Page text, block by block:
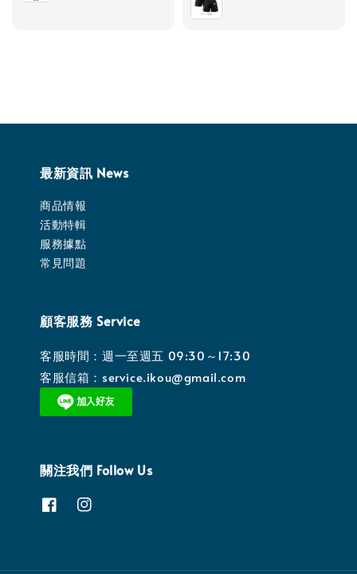
最新資訊 News
商品情報
活動特輯
服務據點
常見問題
顧客服務 Service
客服時間：週一至週五 09:30～17:30
客服信箱：service.ikou@gmail.com
關注我們 Follow Us